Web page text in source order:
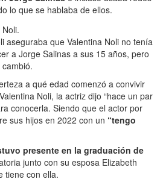
lo que se hablaba de ellos.
aseguraba que Valentina Noli no tenía
a Jorge Salinas a sus 15 años, pero
a qué edad comenzó a convivir
Noli, la actriz dijo “hace un par
conocerla. Siendo que el actor por
sus hijos en 2022 con un “tengo
presente en la graduación de
junto con su esposa Elizabeth
tiene con ella.